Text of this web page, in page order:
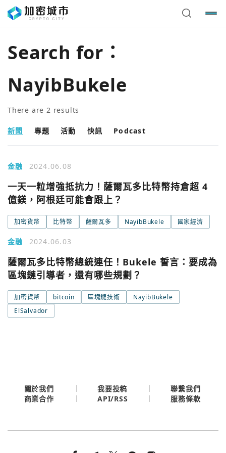
Search for：
NayibBukele
There are 2 results
新聞 專題 活動 快訊 Podcast
金融 2024.06.08
一天一粒增強抵抗力！薩爾瓦多比特幣持倉超 4
億鎂，阿根廷可能會跟上？
加密貨幣 比特幣 薩爾瓦多 NayibBukele 國家經濟
金融 2024.06.03
薩爾瓦多比特幣總統連任！Bukele 誓言：要成為
區塊鏈引導者，還有哪些規劃？
加密貨幣 bitcoin 區塊鏈技術
NayibBukele
ElSalvador
今日熱門
使用以下帳號繼續
您已閒置5分鐘，請點擊關閉按鈕或空白處，即可回到加密
城市
今日熱門
關閉
關於我們 我要投稿
聯繫我們
商業合作
API/RSS 服務條款